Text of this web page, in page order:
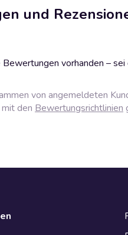
und
Bewertungen vorhanden – sei
von angemeldeten
den Bewertungsrichtlinien